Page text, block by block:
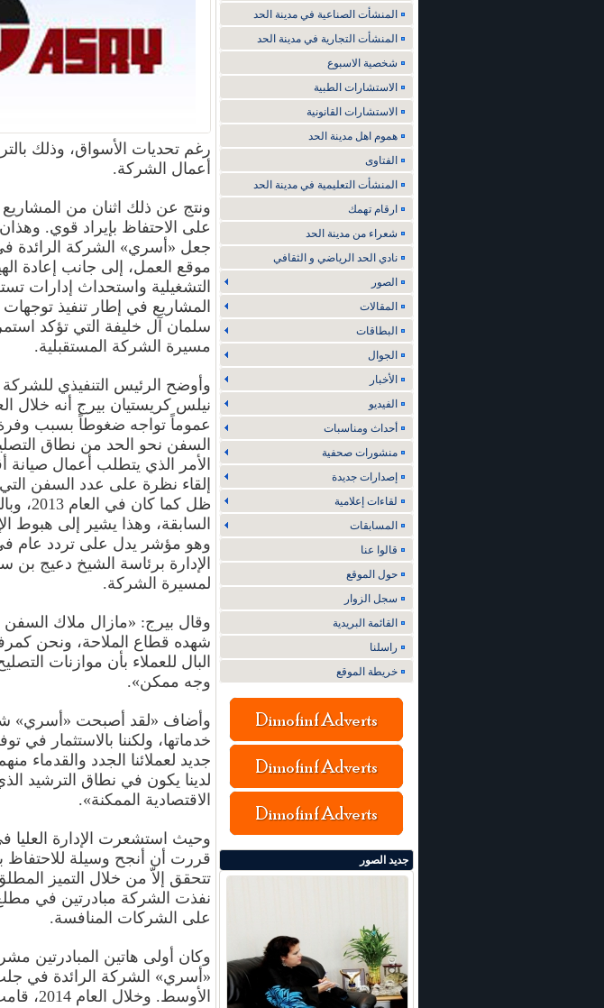
المنشأت الصناعية في مدينة الحد
المنشأت التجارية في مدينة الحد
شخصية الاسبوع
الاستشارات الطبية
الاستشارات القانونية
هموم اهل مدينة الحد
الفتاوى
المنشأت التعليمية في مدينة الحد
ارقام تهمك
شعراء من مدينة الحد
نادي الحد الرياضي و الثقافي
الصور
المقالات
البطاقات
الجوال
الأخبار
الفيديو
أحداث ومناسبات
منشورات صحفية
إصدارات جديدة
لقاءات إعلامية
المسابقات
قالوا عنا
حول الموقع
سجل الزوار
القائمة البريدية
راسلنا
خريطة الموقع
جديد الصور
رغم تحديات الأسواق، وذلك
أعمال الشركة.
ونتج عن ذلك اثنان من
على الاحتفاظ بإيراد قوي.
جعل «أسري» الشركة
موقع العمل، إلى جانب إعادة
التشغيلية واستحداث إدارات
المشاريع في إطار تنفيذ
سلمان آل خليفة التي تؤكد
مسيرة الشركة المستقبلية.
وأوضح الرئيس التنفيذي
عموماً تواجه ضغوطاً بسبب
السفن نحو الحد من نطاق
الأمر الذي يتطلب أعمال
إلقاء نظرة على عدد السفن
ظل كما
وهو مؤشر يدل على تردد عام
الإدارة برئاسة الشيخ دعيج
لمسيرة الشركة.
وقال بيرج: «مازال ملاك السفن
شهده قطاع الملاحة، ونحن
البال للعملاء بأن موازنات
وجه ممكن».
وأضاف «لقد أصبحت «أسري»
خدماتها، ولكننا بالاستثمار في
جديد لعملائنا الجدد والقدماء
لدينا يكون في نطاق الترشيد
الاقتصادية الممكنة».
وحيث استشعرت الإدارة
تتحقق إلاّ من خلال التميز
نفذت الشركة مبادرتين في
على الشركات المنافسة.
وكان أولى هاتين المبادرتين
«أسري» الشركة الرائدة في